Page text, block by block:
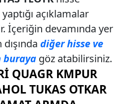
açıklamalar
İçeriğin devamında yer
diğer hisse ve
buraya göz atabilirsiniz.
QUAGR KMPUR
TUKAS OTKAR